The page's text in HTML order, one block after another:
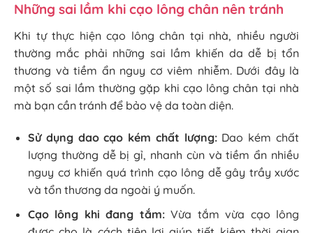
Những sai lầm khi cạo lông chân nên tránh
Khi tự thực hiện cạo lông chân tại nhà, nhiều người
thường mắc phải những sai lầm khiến da dễ bị tổn
thương và tiềm ẩn nguy cơ viêm nhiễm. Dưới đây là
một số sai lầm thường gặp khi cạo lông chân tại nhà
mà bạn cần tránh để bảo vệ da toàn diện.
Sử dụng dao cạo kém chất lượng:Dao kém chất
lượng thường dễ bị gỉ, nhanh cùn và tiềm ẩn nhiều
nguy cơ khiến quá trình cạo lông dễ gây trầy xước
và tổn thương da ngoài ý muốn.
Cạo lông khi đang tắm:Vừa tắm vừa cạo lông